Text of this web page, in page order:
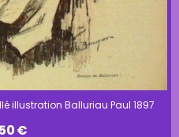
illustration Balluriau Paul 1897
€